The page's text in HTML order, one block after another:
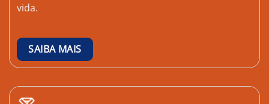
vida.
SAIBA MAIS